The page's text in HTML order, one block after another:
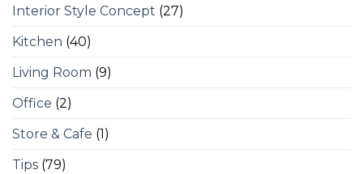
Interior Style Concept (27)
Kitchen (40)
Living Room (9)
Office (2)
Store & Cafe (1)
Tips (79)